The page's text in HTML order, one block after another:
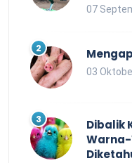
07
03
Dibalik
Warna-